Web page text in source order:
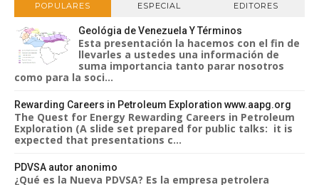
POPULARES ESPECIAL EDITORES
Geológia de Venezuela Y Términos
Esta presentación la hacemos con el fin de
llevarles a ustedes una información de
suma importancia tanto parar nosotros
como para la soci...
Rewarding Careers in Petroleum Exploration www.aapg.org
The Quest for Energy Rewarding Careers in Petroleum
Exploration (A slide set prepared for public talks: it is
expected that presentations c...
PDVSA autor anonimo
¿Qué es la Nueva PDVSA? Es la empresa petrolera